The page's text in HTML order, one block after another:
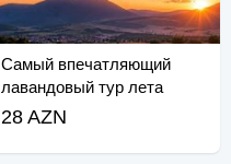
Самый впечатляющий
лавандовый тур лета
Ismayilli Gabala
28 AZN